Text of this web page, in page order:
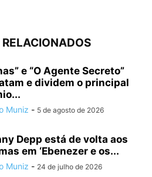
e “O Agente Secreto”
e dividem o principal
Muniz - 5 de agosto de 2026
Depp está de volta aos
em ‘Ebenezer e os...
Muniz - 24 de julho de 2026